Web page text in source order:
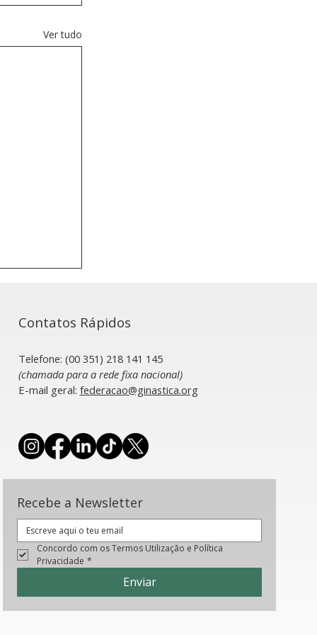
Ver tudo
Recebe a Newsletter
Concordo com os Termos Utilização e Política
Privacidade *
Enviar
Contatos Rápidos
Telefone: (00 351) 218 141 145
(chamada para a rede fixa nacional)
​E-mail geral: federacao@ginastica.org